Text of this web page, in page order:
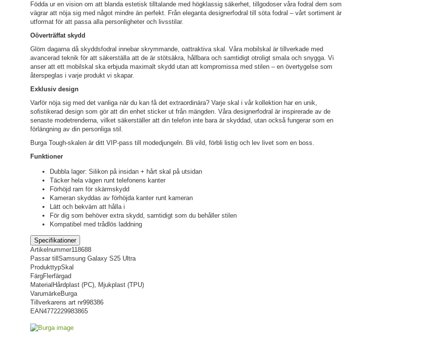
Födda ur en vision om att blanda estetisk tilltalande med högklassig säkerhet, tillgodoser våra fodral dem som
vägrar att nöja sig med något mindre än perfekt. Från eleganta designerfodral till söta fodral – vårt sortiment är
utformat för att passa alla personligheter och livsstilar.
Oöverträffat skydd
Glöm dagarna då skyddsfodral innebar skrymmande, oattraktiva skal. Våra mobilskal är tillverkade med
avancerad teknik för att säkerställa att de är stötsäkra, hållbara och samtidigt otroligt smala och snygga. Vi
anser att ett mobilskal ska erbjuda maximalt skydd utan att kompromissa med stilen – en övertygelse som
återspeglas i varje produkt vi skapar.
Exklusiv design
Varför nöja sig med det vanliga när du kan få det extraordinära? Varje skal i vår kollektion har en unik,
sofistikerad design som gör att din enhet sticker ut från mängden. Våra designerfodral är inspirerade av de
senaste modetrenderna, vilket säkerställer att din telefon inte bara är skyddad, utan också fungerar som en
förlängning av din personliga stil.
Burga Tough-skalen är ditt VIP-pass till modedjungeln. Bli vild, förbli listig och lev livet som en boss.
Funktioner
Dubbla lager: Silikon på insidan + hårt skal på utsidan
Täcker hela vägen runt telefonens kanter
Förhöjd ram för skärmskydd
Kameran skyddas av förhöjda kanter runt kameran
Lätt och bekväm att hålla i
För dig som behöver extra skydd, samtidigt som du behåller stilen
Kompatibel med trådlös laddning
Specifikationer
Artikelnummer118688
Passar till Samsung Galaxy S25 Ultra
ProdukttypSkal
FärgFlerfärgad
Material Hårdplast (PC), Mjukplast (TPU)
VarumärkeBurga
Tillverkarens art nr998386
EAN4772229983865